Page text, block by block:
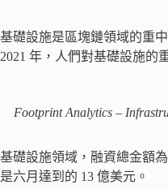
基礎設施是區塊鏈領域的重
2021 年，人們對基礎設施的
Footprint Analytics –
基礎設施領域，融資總金額
是六月達到的 13 億美元。